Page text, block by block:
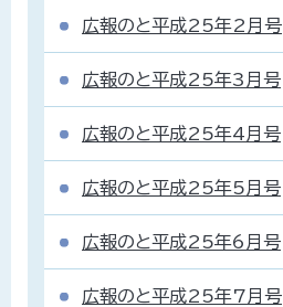
広報のと平成25年2月号
広報のと平成25年3月号
広報のと平成25年4月号
広報のと平成25年5月号
広報のと平成25年6月号
広報のと平成25年7月号